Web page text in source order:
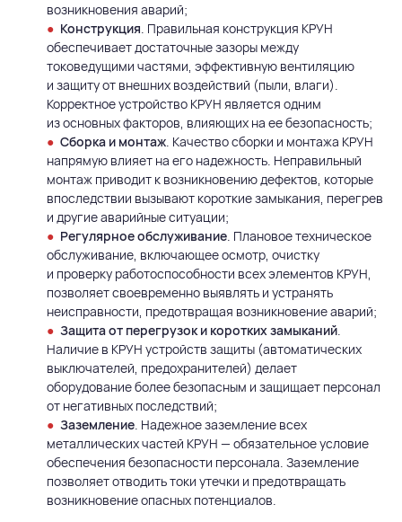
возникновения аварий;
Конструкция. Правильная конструкция КРУН
обеспечивает достаточные зазоры между
токоведущими частями, эффективную вентиляцию
и защиту от внешних воздействий (пыли, влаги).
Корректное устройство КРУН является одним
из основных факторов, влияющих на ее безопасность;
Сборка и монтаж. Качество сборки и монтажа КРУН
напрямую влияет на его надежность. Неправильный
монтаж приводит к возникновению дефектов, которые
впоследствии вызывают короткие замыкания, перегрев
и другие аварийные ситуации;
Регулярное обслуживание. Плановое техническое
обслуживание, включающее осмотр, очистку
и проверку работоспособности всех элементов КРУН,
позволяет своевременно выявлять и устранять
неисправности, предотвращая возникновение аварий;
Защита от перегрузок и коротких замыканий.
Наличие в КРУН устройств защиты (автоматических
выключателей, предохранителей) делает
оборудование более безопасным и защищает персонал
от негативных последствий;
Заземление. Надежное заземление всех
металлических частей КРУН — обязательное условие
обеспечения безопасности персонала. Заземление
позволяет отводить токи утечки и предотвращать
возникновение опасных потенциалов.